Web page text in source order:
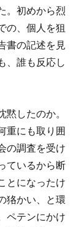
。初めから烈
の、個人を狙
書の記述を見
、誰も反応し
したのか。
重にも取り囲
の調査を受け
ているから断
とになったけ
狢かい、と環
ペテンにかけ